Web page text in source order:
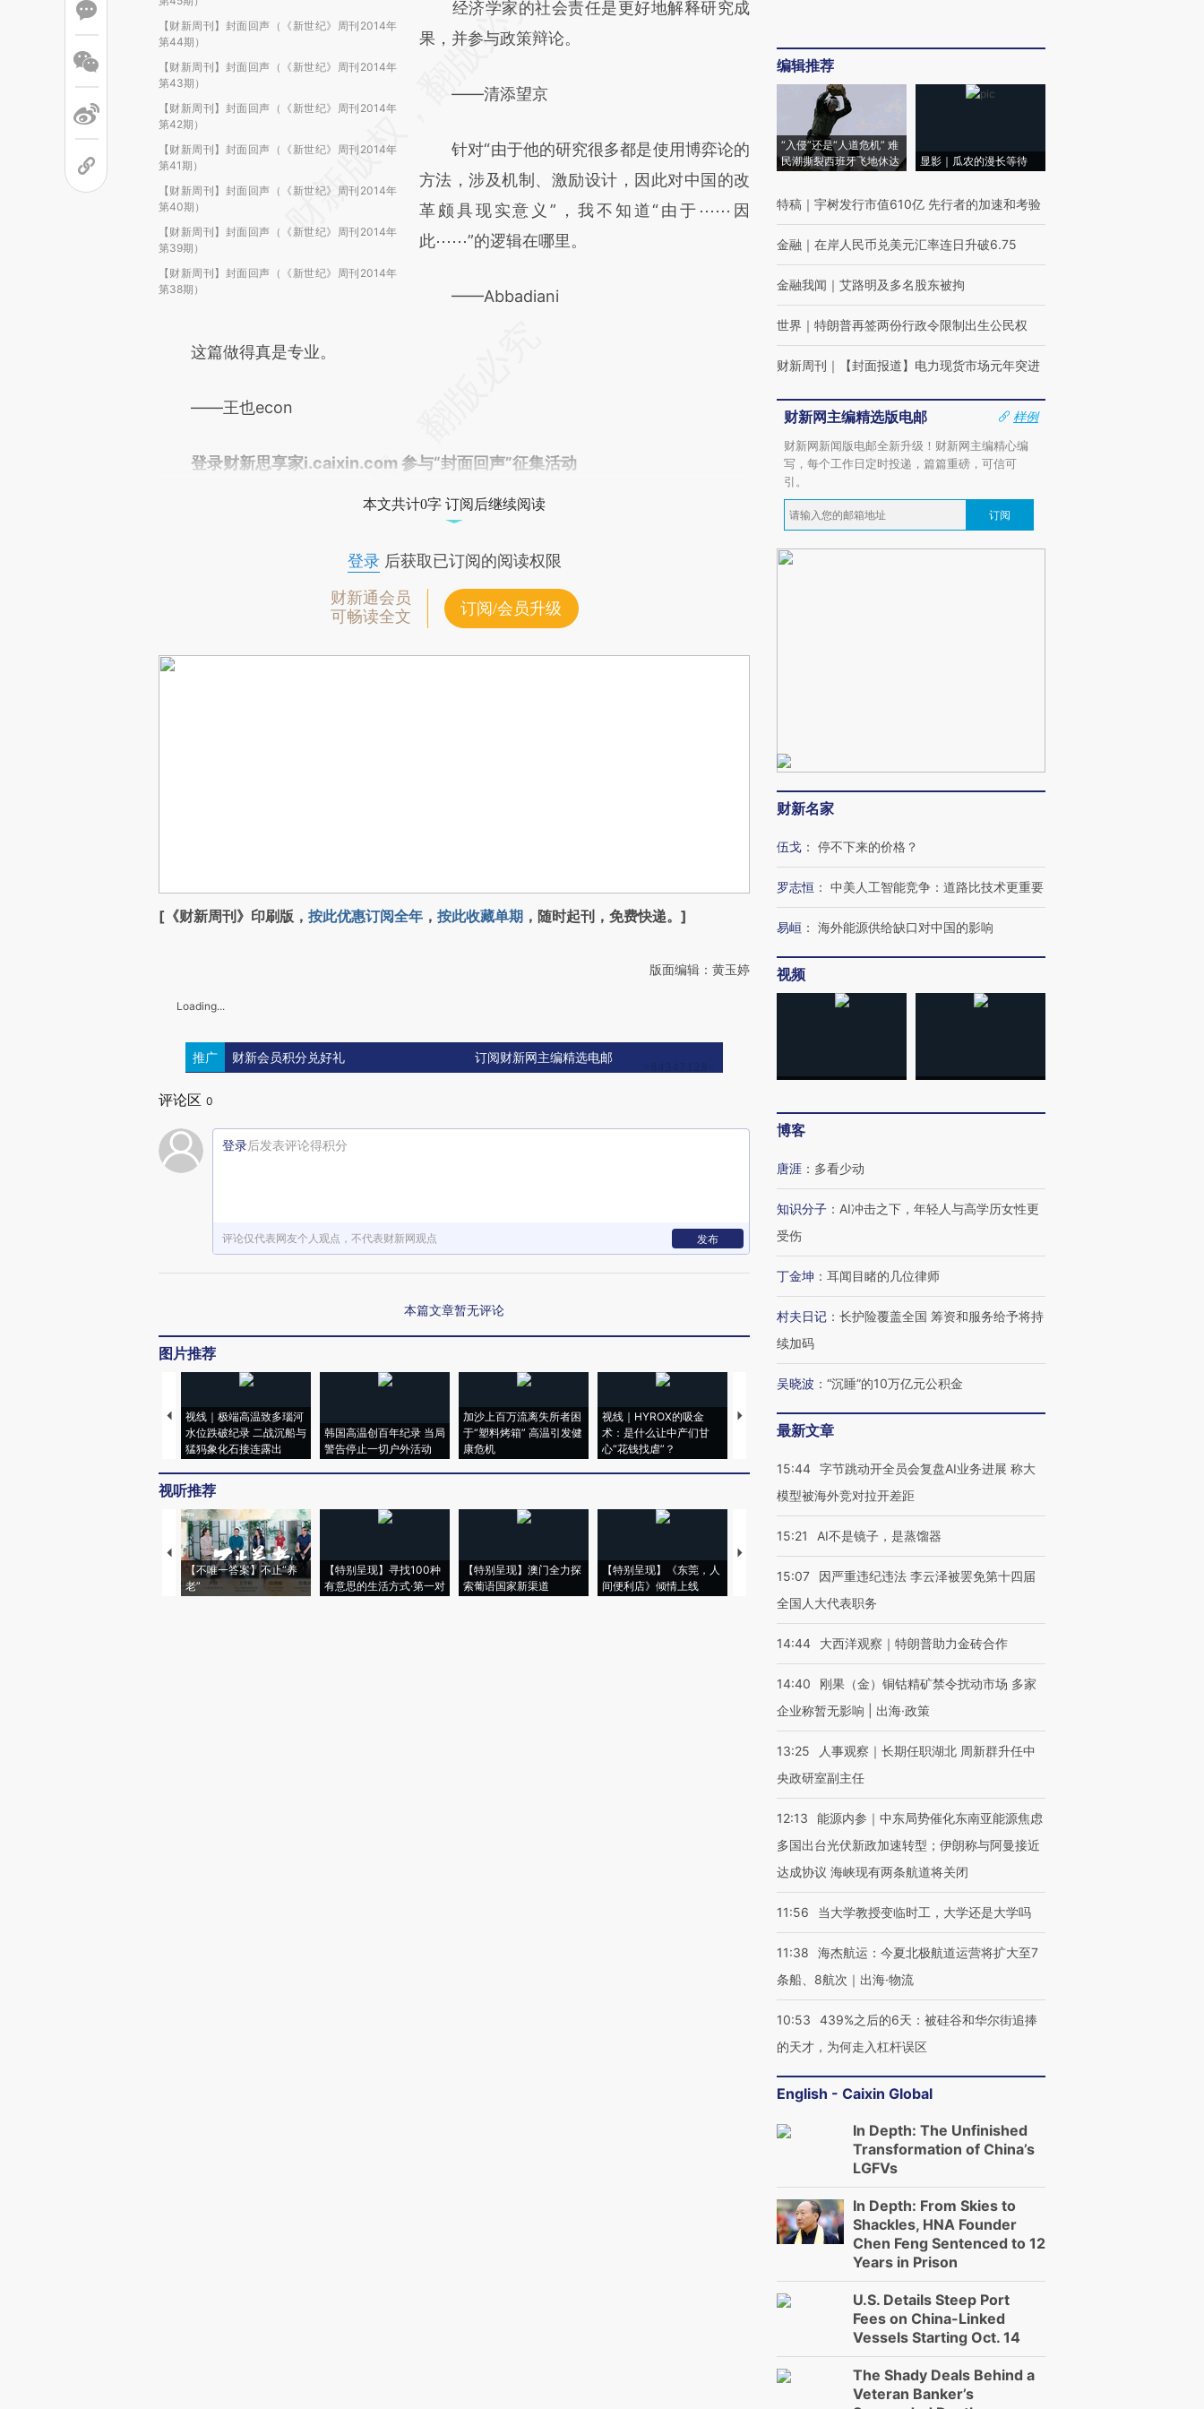
【财新周刊】封面回声（《新世纪》周刊2014年
第44期）
【财新周刊】封面回声（《新世纪》周刊2014年
第43期）
【财新周刊】封面回声（《新世纪》周刊2014年
第42期）
【财新周刊】封面回声（《新世纪》周刊2014年
第41期）
【财新周刊】封面回声（《新世纪》周刊2014年
第40期）
【财新周刊】封面回声（《新世纪》周刊2014年
第39期）
【财新周刊】封面回声（《新世纪》周刊2014年
第38期）
经济学家的社会责任是更好地解释研究成
果，并参与政策辩论。
——清添望京
针对“由于他的研究很多都是使用博弈论的
方法，涉及机制、激励设计，因此对中国的改
革颇具现实意义”，我不知道“由于⋯⋯因
此⋯⋯”的逻辑在哪里。
——Abbadiani
这篇做得真是专业。
——王也econ
登录财新思享家i.caixin.com 参与“封面回声”征集活动
本文共计0字 订阅后继续阅读
登录后获取已订阅的阅读权限
财新通会员
可畅读全文
订阅/会员升级
[《财新周刊》印刷版， 按此优惠订阅全年 ， 按此收藏单期 ，随时起刊，免费快递。]
版面编辑：黄玉婷
Loading...
推广 财新会员积分兑好礼 订阅财新网主编精选电邮
评论区 0
登录后发表评论得积分
评论仅代表网友个人观点，不代表财新网观点 发布
本篇文章暂无评论
图片推荐
视线｜极端高温致多瑙河
水位跌破纪录 二战沉船与
猛犸象化石接连露出
韩国高温创百年纪录 当局
警告停止一切户外活动
加沙上百万流离失所者困
于“塑料烤箱” 高温引发健
康危机
视线｜HYROX的吸金
术：是什么让中产们甘
心“花钱找虐”？
马航飞行员跨国走私7万
粒摇头丸 尿检体内含3种
视线｜被称为“蟑螂”的印
视线｜“入侵”还是“人道危
视听推荐
【不唯一答案】不止“养
老”
【特别呈现】寻找100种
有意思的生活方式·第一对
【特别呈现】澳门全力探
索葡语国家新渠道
【特别呈现】《东莞，人
间便利店》倾情上线
【推广】走进第四届链博
会，让数智科技“链”接产
【特别呈现】寻找100种
有意思的生活方式·第三对
【商旅对话】华住集团
CFO：不靠规模取胜，华
住三大增长引擎是什么？
编辑推荐
“入侵”还是“人道危机” 难
民潮撕裂西班牙飞地休达
显影｜瓜农的漫长等待
特稿 ｜ 宇树发行市值610亿 先行者的加速和考验
金融 ｜ 在岸人民币兑美元汇率连日升破6.75
金融我闻 ｜ 艾路明及多名股东被拘
世界 ｜ 特朗普再签两份行政令限制出生公民权
财新周刊 ｜ 【封面报道】电力现货市场元年突进
财新网主编精选版电邮
样例
财新网新闻版电邮全新升级！财新网主编精心编
写，每个工作日定时投递，篇篇重磅，可信可
引。
订阅
财新名家
伍戈 ： 停不下来的价格？
罗志恒 ： 中美人工智能竞争：道路比技术更重要
易峘 ： 海外能源供给缺口对中国的影响
视频
博客
唐涯 ： 多看少动
知识分子 ： AI冲击之下，年轻人与高学历女性更
受伤
丁金坤 ： 耳闻目睹的几位律师
村夫日记 ： 长护险覆盖全国 筹资和服务给予将持
续加码
吴晓波 ： “沉睡”的10万亿元公积金
最新文章
15:44 字节跳动开全员会复盘AI业务进展 称大
模型被海外竞对拉开差距
15:21 AI不是镜子，是蒸馏器
15:07
因严重违纪违法 李云泽被罢免第十四届
全国人大代表职务
14:44 大西洋观察｜特朗普助力金砖合作
14:40
刚果（金）铜钴精矿禁令扰动市场 多家
企业称暂无影响 | 出海·政策
13:25
人事观察｜长期任职湖北 周新群升任中
央政研室副主任
12:13
能源内参｜中东局势催化东南亚能源焦虑
多国出台光伏新政加速转型；伊朗称与阿曼接近
达成协议 海峡现有两条航道将关闭
11:56 当大学教授变临时工，大学还是大学吗
11:38
海杰航运：今夏北极航道运营将扩大至7
条船、8航次｜出海·物流
10:53
439%之后的6天：被硅谷和华尔街追捧
的天才，为何走入杠杆误区
English - Caixin Global
In Depth: The Unfinished
Transformation of China’s
LGFVs
In Depth: From Skies to
Shackles, HNA Founder
Chen Feng Sentenced to 12
Years in Prison
U.S. Details Steep Port
Fees on China-Linked
Vessels Starting Oct. 14
The Shady Deals Behind a
Veteran Banker’s